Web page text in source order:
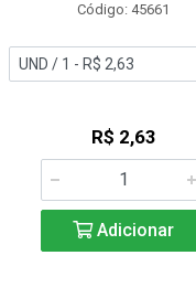
Código: 45661
R$ 2,63
Adicionar